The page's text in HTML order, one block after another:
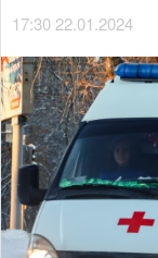
17:30 22.01.2024